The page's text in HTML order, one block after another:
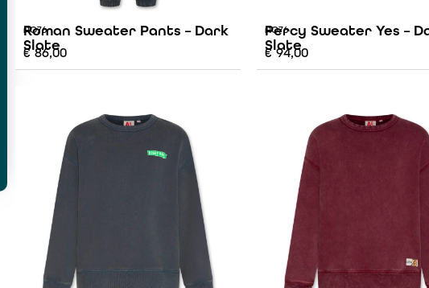
AO76
Roman Sweater Pants – Dark
Slate
€86,00
AO76
Percy Sweater Yes –
Slate
€94,00